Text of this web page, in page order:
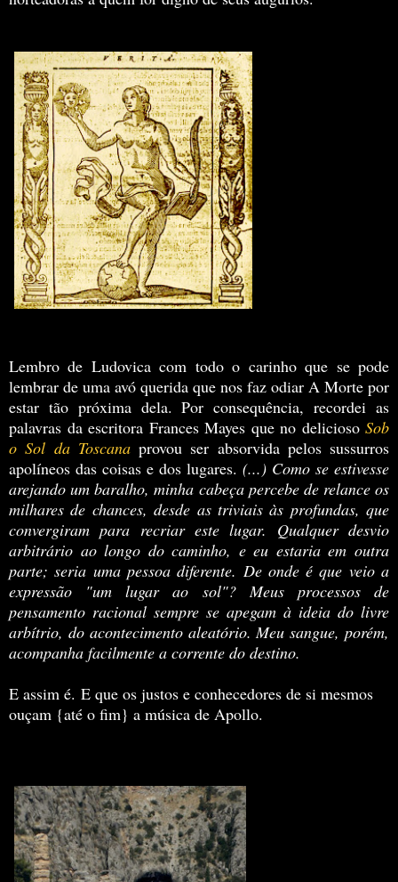
Lembro de Ludovica com todo o carinho que se pode
lembrar de uma avó querida que nos faz odiar A Morte por
estar tão próxima dela. Por consequência, recordei as
palavras da escritora Frances Mayes que no delicioso Sob
o Sol da Toscanaprovou ser absorvida pelos sussurros
apolíneos das coisas e dos lugares. (...) Como se estivesse
arejando um baralho, minha cabeça percebe de relance os
milhares de chances, desde as triviais às profundas, que
convergiram para recriar este lugar. Qualquer desvio
arbitrário ao longo do caminho, e eu estaria em outra
parte; seria uma pessoa diferente. De onde é que veio a
expressão "um lugar ao sol"? Meus processos de
pensamento racional sempre se apegam à ideia do livre
arbítrio, do acontecimento aleatório. Meu sangue, porém,
acompanha facilmente a corrente do destino.
E assim é. E que os justos e conhecedores de si mesmos
ouçam {até o fim} a música de Apollo.